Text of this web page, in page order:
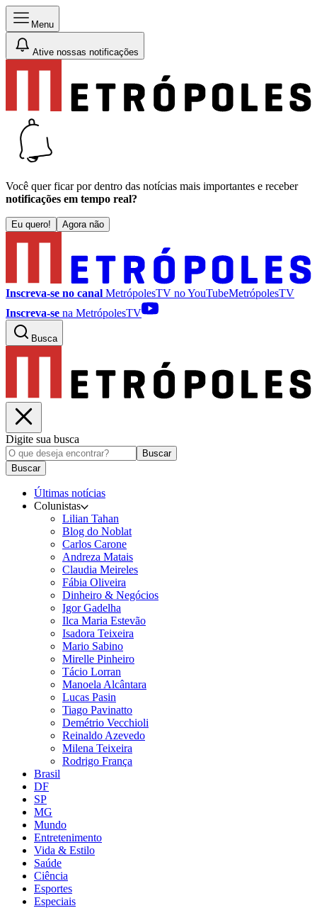
Menu
Ative nossas notificações
Você quer ficar por dentro das notícias mais importantes e receber
notificações em tempo real?
Eu quero! Agora não
Inscreva-se no canal MetrópolesTV noYouTubeMetrópolesTV
Inscreva-se na MetrópolesTV
Busca
Digite sua busca
Buscar
Buscar
Últimas notícias
Colunistas
Lilian Tahan
Blog do Noblat
Carlos Carone
Andreza Matais
Claudia Meireles
Fábia Oliveira
Dinheiro & Negócios
Igor Gadelha
Ilca Maria Estevão
Isadora Teixeira
Mario Sabino
Mirelle Pinheiro
Tácio Lorran
Manoela Alcântara
Lucas Pasin
Tiago Pavinatto
Demétrio Vecchioli
Reinaldo Azevedo
Milena Teixeira
Rodrigo França
Brasil
DF
SP
MG
Mundo
Entretenimento
Vida & Estilo
Saúde
Ciência
Esportes
Especiais